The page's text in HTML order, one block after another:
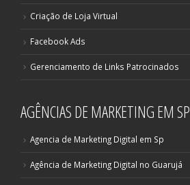
Criação de Loja Virtual
Facebook Ads
Gerenciamento de Links Patrocinados
AGÊNCIAS DE MARKETING EM SP
Agencia de Marketing Digital em Sp
Agência de Marketing Digital no Guarujá